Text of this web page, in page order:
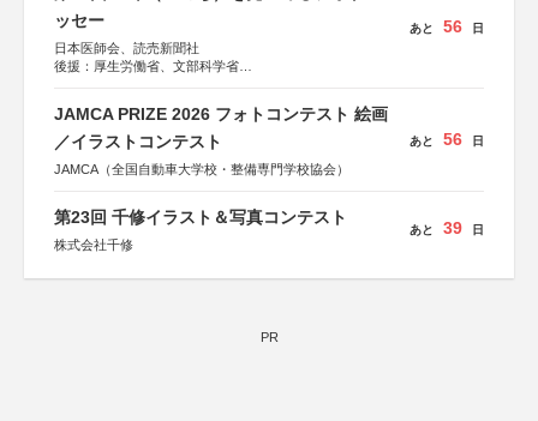
ッセー
日本医師会、読売新聞社
後援：厚生労働省、文部科学省
あと 56 日
JAMCA PRIZE 2026 フォトコンテスト 絵画
／イラストコンテスト
JAMCA（全国自動車大学校・整備専門学校協会）
あと 56 日
第23回 千修イラスト＆写真コンテスト
株式会社千修
あと 39 日
PR